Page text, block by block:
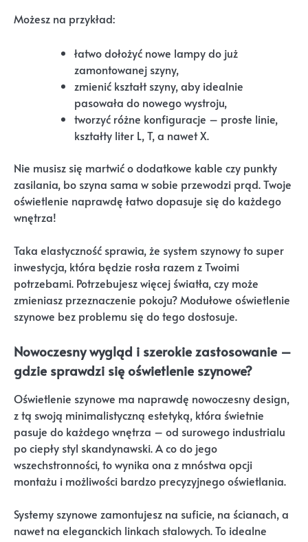
Możesz na przykład:
łatwo dołożyć nowe lampy do już
zamontowanej szyny,
zmienić kształt szyny, aby idealnie
pasowała do nowego wystroju,
tworzyć różne konfiguracje – proste linie,
kształty liter L, T, a nawet X.
Nie musisz się martwić o dodatkowe kable czy punkty
zasilania, bo szyna sama w sobie przewodzi prąd. Twoje
oświetlenie naprawdę łatwo dopasuje się do każdego
wnętrza!
Taka elastyczność sprawia, że system szynowy to super
inwestycja, która będzie rosła razem z Twoimi
potrzebami. Potrzebujesz więcej światła, czy może
zmieniasz przeznaczenie pokoju? Modułowe oświetlenie
szynowe bez problemu się do tego dostosuje.
Nowoczesny wygląd i szerokie zastosowanie –
gdzie sprawdzi się oświetlenie szynowe?
Oświetlenie szynowe ma naprawdę nowoczesny design,
z tą swoją minimalistyczną estetyką, która świetnie
pasuje do każdego wnętrza – od surowego industrialu
po ciepły styl skandynawski. A co do jego
wszechstronności, to wynika ona z mnóstwa opcji
montażu i możliwości bardzo precyzyjnego oświetlania.
Systemy szynowe zamontujesz na suficie, na ścianach, a
nawet na eleganckich linkach stalowych. To idealne